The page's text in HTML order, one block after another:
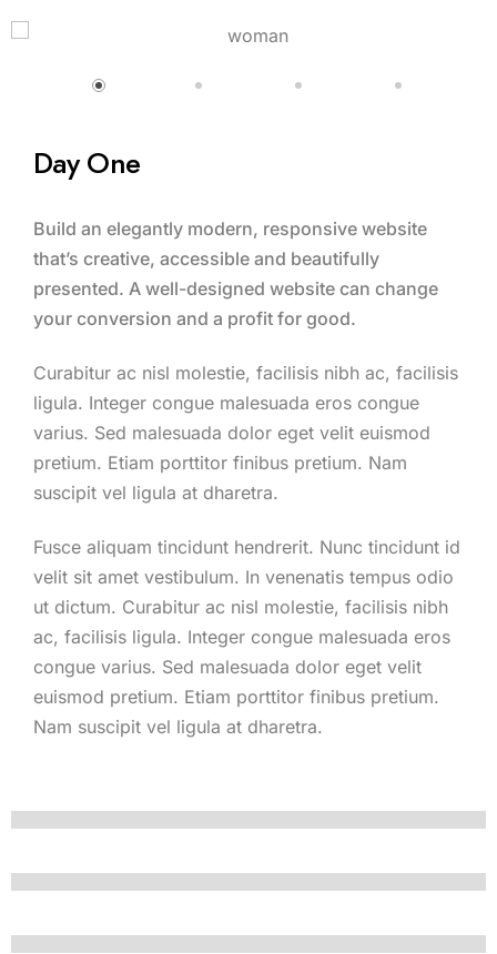
Day One
Build an elegantly modern, responsive website
that’s creative, accessible and beautifully
presented. A well-designed website can change
your conversion and a profit for good.
Curabitur ac nisl molestie, facilisis nibh ac, facilisis
ligula. Integer congue malesuada eros congue
varius. Sed malesuada dolor eget velit euismod
pretium. Etiam porttitor finibus pretium. Nam
suscipit vel ligula at dharetra.
Fusce aliquam tincidunt hendrerit. Nunc tincidunt id
velit sit amet vestibulum. In venenatis tempus odio
ut dictum. Curabitur ac nisl molestie, facilisis nibh
ac, facilisis ligula. Integer congue malesuada eros
congue varius. Sed malesuada dolor eget velit
euismod pretium. Etiam porttitor finibus pretium.
Nam suscipit vel ligula at dharetra.